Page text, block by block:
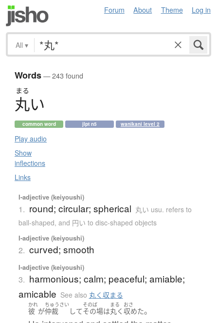
Forum About Theme Log in
All ▾
Words— 243 found
まる
丸い
common word jlpt n5 wanikani level 2
Play audio
Show
inflections
Links
I-adjective (keiyoushi)
1. round; circular; spherical 丸い usu. refers to
ball-shaped, and 円い to disc-shaped objects
I-adjective (keiyoushi)
2. curved; smooth
I-adjective (keiyoushi)
3. harmonious; calm; peaceful; amiable;
amicable See also 丸く収まる
かれ
彼 が
ちゅうさい
仲裁 して
そのば
その場は
まる
丸く
おさ
収めた。